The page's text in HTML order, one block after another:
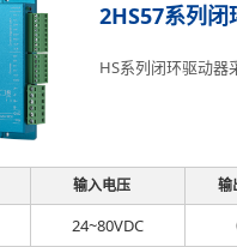
2HS57系列闭
HS系列闭环驱动器
输入电压 输
24~80VDC